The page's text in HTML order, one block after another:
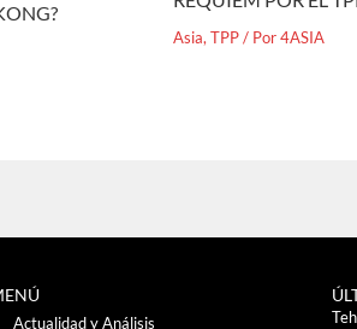
Asia,TPP/ Por4ASIA
Actualidad y Análisis